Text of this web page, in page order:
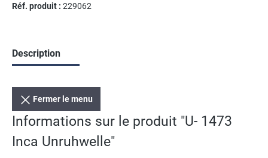
Réf. produit : 229062
Description
Fermer le menu
Informations sur le produit "U- 1473
Inca Unruhwelle"